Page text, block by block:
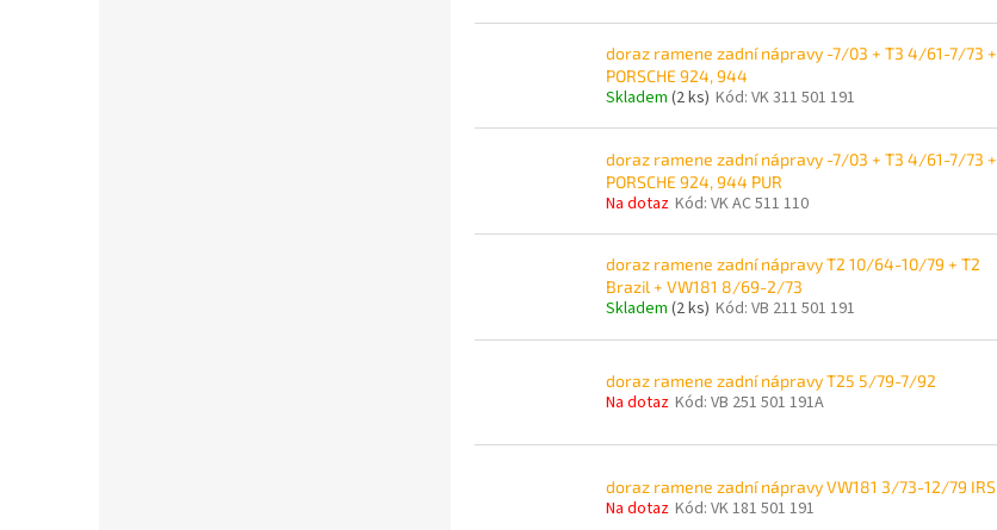
doraz ramene zadní nápravy -7/03 + T3 4/61-7/73 +
PORSCHE 924, 944
Skladem (2 ks) Kód: VK 311 501 191
doraz ramene zadní nápravy -7/03 + T3 4/61-7/73 +
PORSCHE 924, 944 PUR
Na dotaz Kód: VK AC 511 110
doraz ramene zadní nápravy T2 10/64-10/79 + T2
Brazil + VW181 8/69-2/73
Skladem (2 ks) Kód: VB 211 501 191
doraz ramene zadní nápravy T25 5/79-7/92
Na dotaz Kód: VB 251 501 191A
doraz ramene zadní nápravy VW181 3/73-12/79 IRS
Na dotaz Kód: VK 181 501 191